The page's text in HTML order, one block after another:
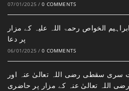
07/01/2025 / 0 COMMENTS
الخواص رحمۃ اللہ علیہ کے مزار
پر دعا
06/01/2025 / 0 COMMENTS
سری سقطی رضی اللہ تعالیٰ عنہ اور
اللہ تعالیٰ عنہ کے مزار پر حاضری